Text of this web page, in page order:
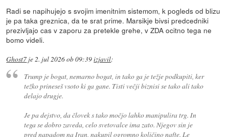
Radi se napihujejo s svojim imenitnim sistemom, k pogleds od blizu
je pa taka greznica, da te srat prime. Marsikje bivsi predcedniki
prezivljajo cas v zaporu za pretekle grehe, v ZDA ocitno tega ne
bomo videli.
Ghost7 je2. jul 2026 ob 09:39izjavil:
Trump je bogat, nemarno bogat, in tako ga je težje podkupiti, ker
težko prineseš vsoto ki ga gane. Tisti večji biznisi se tako ali tako
delajo drugje.
Je pa dejstvo, da človek s tako močjo lahko manipulira trg. In
tega se dobro zaveda, celo svetovalce ima zato. Njegov sin je
pred napadom na Iran, nakupil ogromno količino nafte. Le